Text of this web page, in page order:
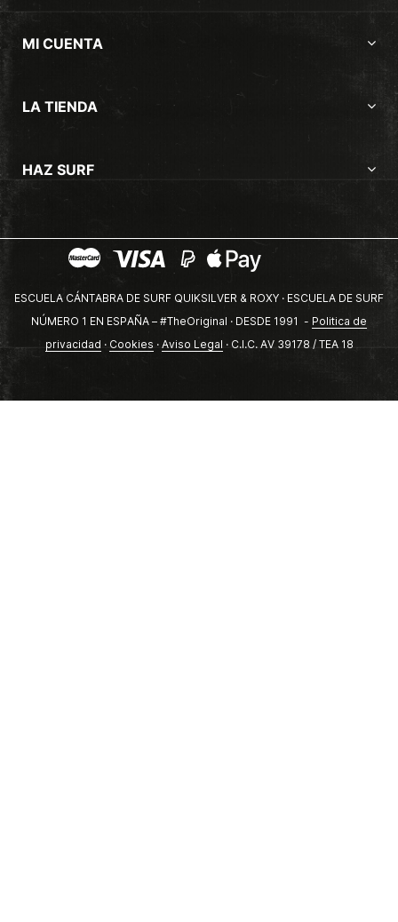
MI CUENTA
LA TIENDA
HAZ SURF
ESCUELA CÁNTABRA DE SURF QUIKSILVER & ROXY · ESCUELA DE SURF
NÚMERO 1 EN ESPAÑA – #TheOriginal · DESDE 1991 - Politica de
privacidad · Cookies · Aviso Legal · C.I.C. AV 39178 / TEA 18